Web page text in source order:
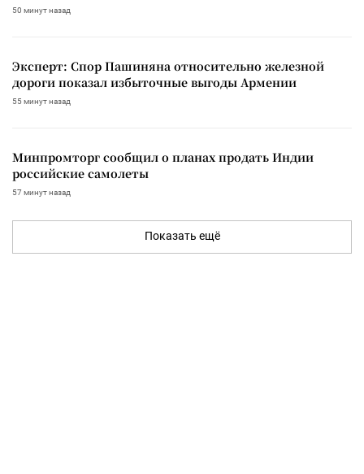
50 минут назад
Эксперт: Спор Пашиняна относительно железной
дороги показал избыточные выгоды Армении
55 минут назад
Минпромторг сообщил о планах продать Индии
российские самолеты
57 минут назад
Показать ещё